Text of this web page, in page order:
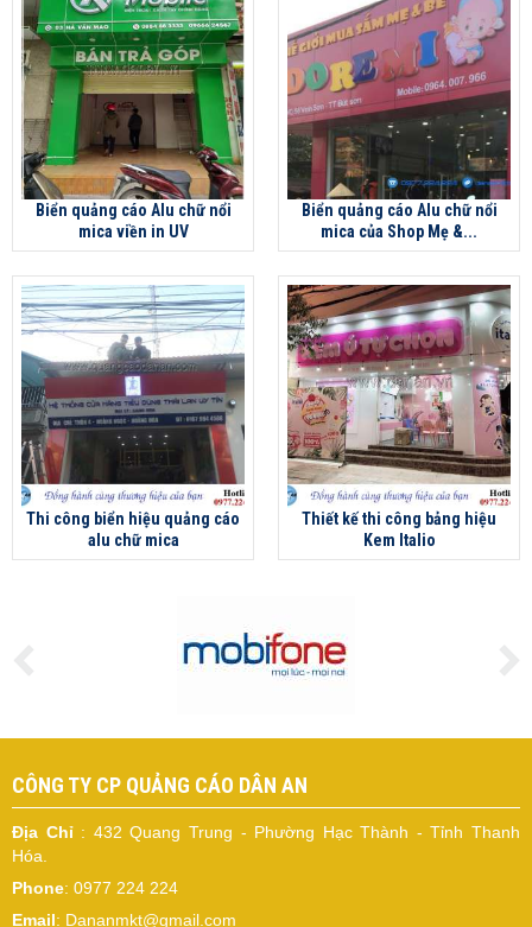
Biển quảng cáo Alu chữ nổi
mica viền in UV
Biển quảng cáo Alu chữ nổi
mica của Shop Mẹ &...
Thi công biển hiệu quảng cáo
alu chữ mica
Thiết kế thi công bảng hiệu
Kem Italio
CÔNG TY CP QUẢNG CÁO DÂN AN
Địa Chỉ : 432 Quang Trung - Phường Hạc Thành - Tỉnh Thanh
Hóa.
Phone: 0977 224 224
Email: Dananmkt@gmail.com